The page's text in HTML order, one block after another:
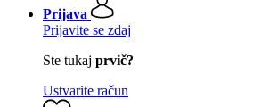
Prijava
Prijavite se zdaj
Ste tukaj prvič?
Ustvarite račun